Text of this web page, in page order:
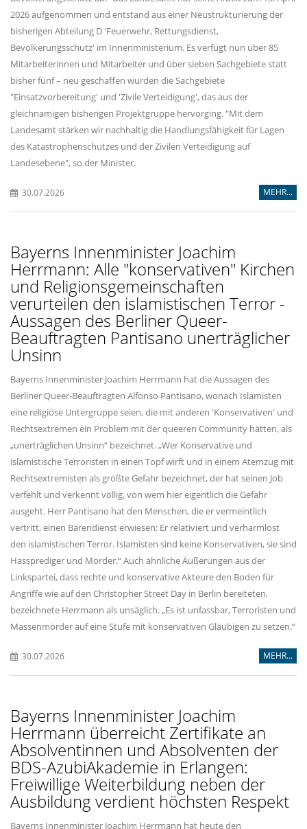
2026 aufgenommen und entstand aus einer Neustrukturierung der
bisherigen Abteilung D 'Feuerwehr, Rettungsdienst,
Bevölkerungsschutz' im Innenministerium. Es verfügt nun über 85
Mitarbeiterinnen und Mitarbeiter und über sieben Sachgebiete statt
bisher fünf – neu geschaffen wurden die Sachgebiete
"Einsatzvorbereitung' und 'Zivile Verteidigung', das aus der
gleichnamigen bisherigen Projektgruppe hervorging. "Mit dem
Landesamt stärken wir nachhaltig die Handlungsfähigkeit für Lagen
des Katastrophenschutzes und der Zivilen Verteidigung auf
Landesebene", so der Minister.
30.07.2026 MEHR...
Bayerns Innenminister Joachim
Herrmann: Alle "konservativen" Kirchen
und Religionsgemeinschaften
verurteilen den islamistischen Terror -
Aussagen des Berliner Queer-
Beauftragten Pantisano unerträglicher
Unsinn
Bayerns Innenminister Joachim Herrmann hat die Aussagen des
Berliner Queer-Beauftragten Alfonso Pantisano, wonach Islamisten
eine religiöse Untergruppe seien, die mit anderen 'Konservativen' und
Rechtsextremen ein Problem mit der queeren Community hätten, als
unerträglichen Unsinn“ bezeichnet. „Wer Konservative und
islamistische Terroristen in einen Topf wirft und in einem Atemzug mit
Rechtsextremisten als größte Gefahr bezeichnet, der hat seinen Job
verfehlt und verkennt völlig, von wem hier eigentlich die Gefahr
ausgeht. Herr Pantisano hat den Menschen, die er vermeintlich
vertritt, einen Bärendienst erwiesen: Er relativiert und verharmlost
den islamistischen Terror. Islamisten sind keine Konservativen, sie sind
Hassprediger und Mörder.“ Auch ähnliche Äußerungen aus der
Linkspartei, dass rechte und konservative Akteure den Boden für
Angriffe wie auf den Christopher Street Day in Berlin bereiteten,
bezeichnete Herrmann als unsäglich. „Es ist unfassbar, Terroristen und
Massenmörder auf eine Stufe mit konservativen Gläubigen zu setzen.“
30.07.2026 MEHR...
Bayerns Innenminister Joachim
Herrmann überreicht Zertifikate an
Absolventinnen und Absolventen der
BDS-AzubiAkademie in Erlangen:
Freiwillige Weiterbildung neben der
Ausbildung verdient höchsten Respekt
Bayerns Innenminister Joachim Herrmann hat heute den